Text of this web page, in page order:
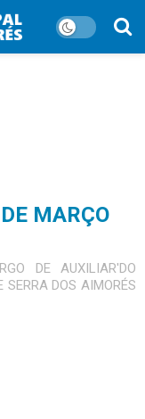
MARÇO
DE AUXILIAR'DO
DOS AIMORÉS